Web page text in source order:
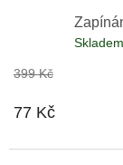
Skladem
399 Kč
77 Kč